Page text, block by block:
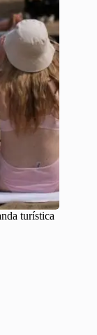
turística